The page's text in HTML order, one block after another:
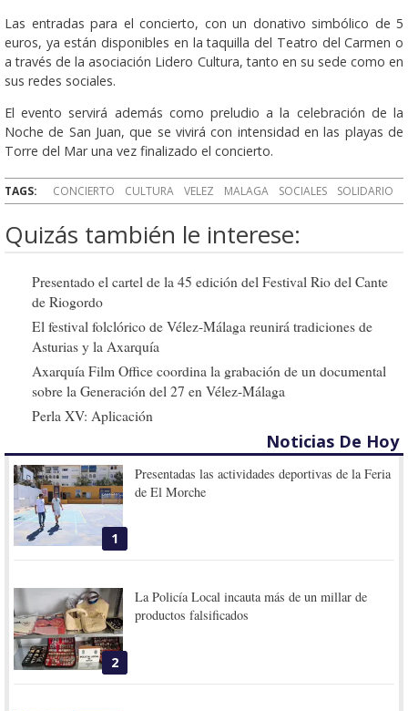
Las entradas para el concierto, con un donativo simbólico de 5
euros, ya están disponibles en la taquilla del Teatro del Carmen o
a través de la asociación Lidero Cultura, tanto en su sede como en
sus redes sociales.
El evento servirá además como preludio a la celebración de la
Noche de San Juan, que se vivirá con intensidad en las playas de
Torre del Mar una vez finalizado el concierto.
TAGS: CONCIERTO CULTURA VELEZ MALAGA SOCIALES SOLIDARIO
Quizás también le interese:
Presentado el cartel de la 45 edición del Festival Rio del Cante
de Riogordo
El festival folclórico de Vélez-Málaga reunirá tradiciones de
Asturias y la Axarquía
Axarquía Film Office coordina la grabación de un documental
sobre la Generación del 27 en Vélez-Málaga
Perla XV: Aplicación
Noticias De Hoy
1
Presentadas las actividades deportivas de la Feria
de El Morche
2
La Policía Local incauta más de un millar de
productos falsificados